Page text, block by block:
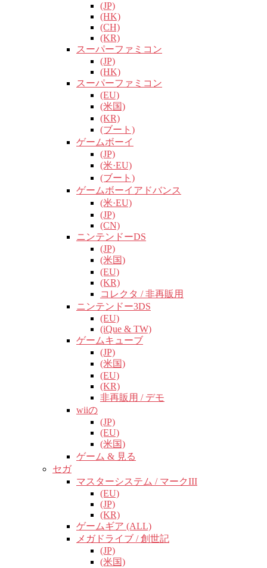
(JP)
(HK)
(CH)
(KR)
スーパーファミコン
(JP)
(HK)
スーパーファミコン
(EU)
(米国)
(KR)
(ブート)
ゲームボーイ
(JP)
(米·EU)
(ブート)
ゲームボーイアドバンス
(米·EU)
(JP)
(CN)
ニンテンドーDS
(JP)
(米国)
(EU)
(KR)
コレクタ / 非再販用
ニンテンドー3DS
(EU)
(iQue & TW)
ゲームキューブ
(JP)
(米国)
(EU)
(KR)
非再販用 / デモ
wiiの
(JP)
(EU)
(米国)
ゲーム & 見る
セガ
マスターシステム / マークIII
(EU)
(JP)
(KR)
ゲームギア (ALL)
メガドライブ / 創世記
(JP)
(米国)